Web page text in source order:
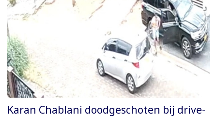
Karan Chablani doodgeschoten bij drive-